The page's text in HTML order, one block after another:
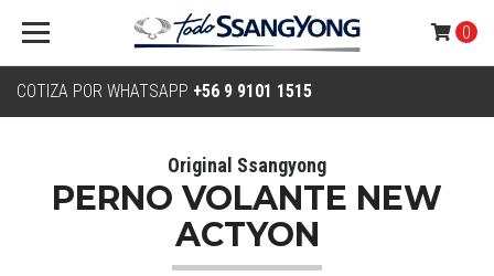
COTIZA POR WHATSAPP +56 9 9101 1515
0
Original Ssangyong
PERNO VOLANTE NEW
ACTYON